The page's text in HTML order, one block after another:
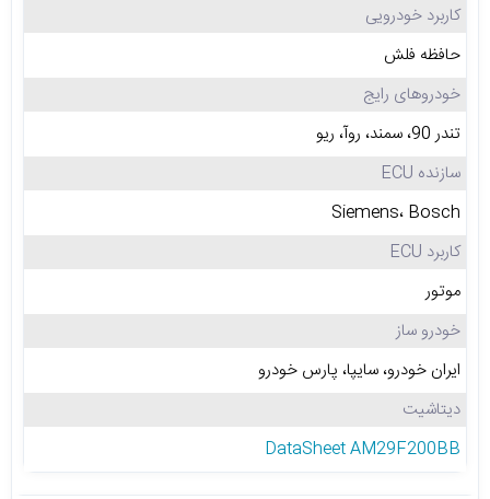
کاربرد خودرویی
حافظه فلش
خودروهای رایج
تندر 90، سمند، روآ، ریو
سازنده ECU
Siemens، Bosch
کاربرد ECU
موتور
خودرو ساز
ایران خودرو، سایپا، پارس خودرو
دیتاشیت
DataSheet AM29F200BB